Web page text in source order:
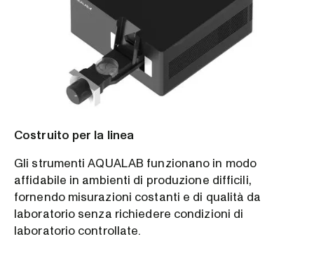
Costruito per la linea
Gli strumenti AQUALAB funzionano in modo
affidabile in ambienti di produzione difficili,
fornendo misurazioni costanti e di qualità da
laboratorio senza richiedere condizioni di
laboratorio controllate.